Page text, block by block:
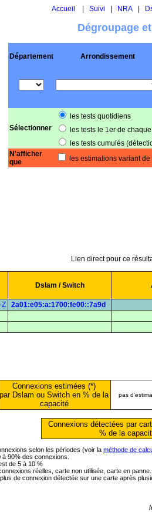
Accueil Suivi NRA|
Dégroupage
Département Arrondissement
Sélectionner
les tests quotidiens
les tests le 1er de
les tests cumulés
N'afficher
que
les estimations variant de
Lien direct pour ce
Dslam / Switch
Z 2a01:e05:a:1700:fe00::7a9d
Connexions estimées (*)
par Dslam ou Switch en % de la
capacité
pas
Connexions détectées par
% de la
selon les périodes (voir la méthode de
90% des connexions.
de 5 à 10 %
réelles, carte non utilisée, carte en panne.
de connexion détectée sur une carte après